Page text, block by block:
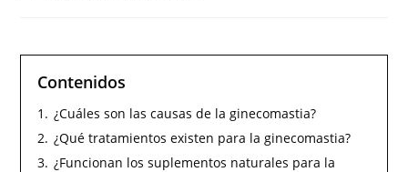
Contenidos
1. ¿Cuáles son las causas de la ginecomastia?
2. ¿Qué tratamientos existen para la ginecomastia?
3. ¿Funcionan los suplementos naturales para la